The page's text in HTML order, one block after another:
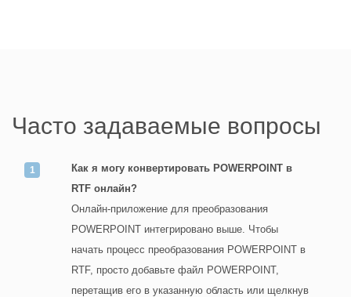
Часто задаваемые вопросы
Как я могу конвертировать POWERPOINT в
RTF онлайн?
Онлайн-приложение для преобразования
POWERPOINT интегрировано выше. Чтобы
начать процесс преобразования POWERPOINT в
RTF, просто добавьте файл POWERPOINT,
перетащив его в указанную область или щелкнув